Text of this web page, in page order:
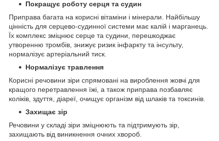
Покращує роботу серця та судин
Приправа багата на корисні вітаміни і мінерали. Найбільшу
цінність для серцево-судинної системи має калій і марганець.
Їх комплекс зміцнює серце та судини, перешкоджає
утворенню тромбів, знижує ризик інфаркту та інсульту,
нормалізує артеріальний тиск.
Нормалізує травлення
Корисні речовини зіри спрямовані на вироблення жовчі для
кращого перетравлення їжі, а також приправа позбавляє
коліків, здуття, діареї, очищує організм від шлаків та токсинів.
Захищає зір
Речовини у складі зіри зміцнюють та підтримують зір,
захищають від виникнення очних хвороб.